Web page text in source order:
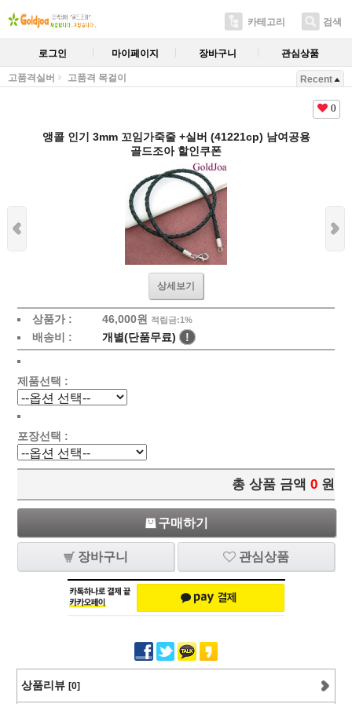
카테고리 검색
로그인 마이페이지 장바구니 관심상품
고품격실버 고품격 목걸이 Recent
0
앵콜 인기 3mm 꼬임가죽줄 +실버 (41221cp) 남여공용
골드조아 할인쿠폰
상세보기
상품가 : 46,000원 적립금:1%
배송비 : 개별(단품무료) !
제품선택 :
포장선택 :
총 상품 금액 0 원
구매하기
장바구니 관심상품
상품리뷰 [0]